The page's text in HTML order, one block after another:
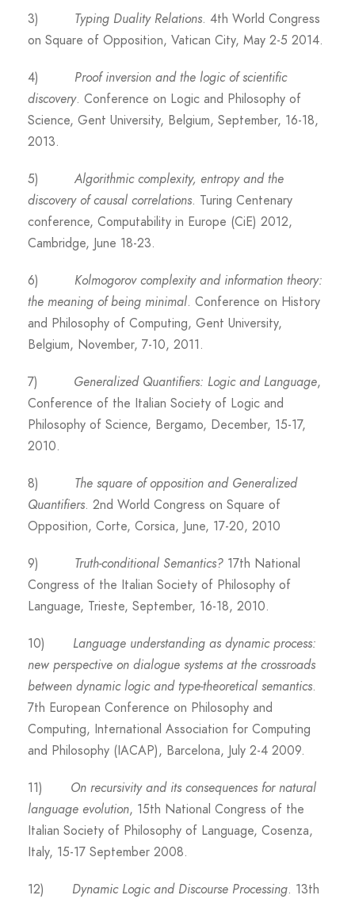
3) Typing Duality Relations. 4th World Congress
on Square of Opposition, Vatican City, May 2-5 2014.
4) Proof inversion and the logic of scientific
discovery. Conference on Logic and Philosophy of
Science, Gent University, Belgium, September, 16-18,
2013.
5) Algorithmic complexity, entropy and the
discovery of causal correlations. Turing Centenary
conference, Computability in Europe (CiE) 2012,
Cambridge, June 18-23.
6) Kolmogorov complexity and information theory:
the meaning of being minimal. Conference on History
and Philosophy of Computing, Gent University,
Belgium, November, 7-10, 2011.
7) Generalized Quantifiers: Logic and Language,
Conference of the Italian Society of Logic and
Philosophy of Science, Bergamo, December, 15-17,
2010.
8) The square of opposition and Generalized
Quantifiers. 2nd World Congress on Square of
Opposition, Corte, Corsica, June, 17-20, 2010
9) Truth-conditional Semantics? 17th National
Congress of the Italian Society of Philosophy of
Language, Trieste, September, 16-18, 2010.
10) Language understanding as dynamic process:
new perspective on dialogue systems at the crossroads
between dynamic logic and type-theoretical semantics.
7th European Conference on Philosophy and
Computing, International Association for Computing
and Philosophy (IACAP), Barcelona, July 2-4 2009.
11) On recursivity and its consequences for natural
language evolution, 15th National Congress of the
Italian Society of Philosophy of Language, Cosenza,
Italy, 15-17 September 2008.
12) Dynamic Logic and Discourse Processing. 13th